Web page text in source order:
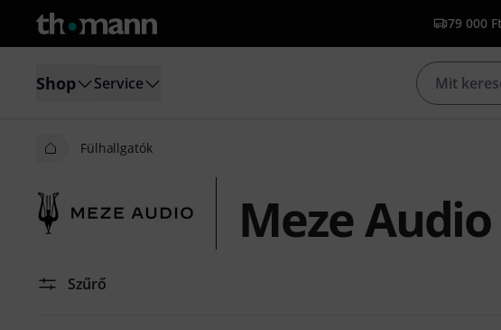
79 000
Shop Service
Fülhallgatók
Meze
Szűrő